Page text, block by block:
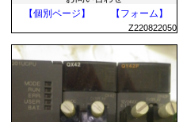
【個別ページ】
【フォーム】
Z220822050